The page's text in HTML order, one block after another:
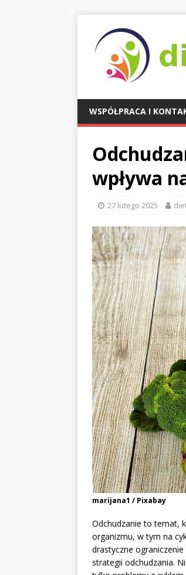
WSPÓŁPRACA I
wpływa
27 lutego 2025
marijana1 / Pixabay
Odchudzanie to temat,
organizmu, w tym na
drastyczne
strategii odchudzania.